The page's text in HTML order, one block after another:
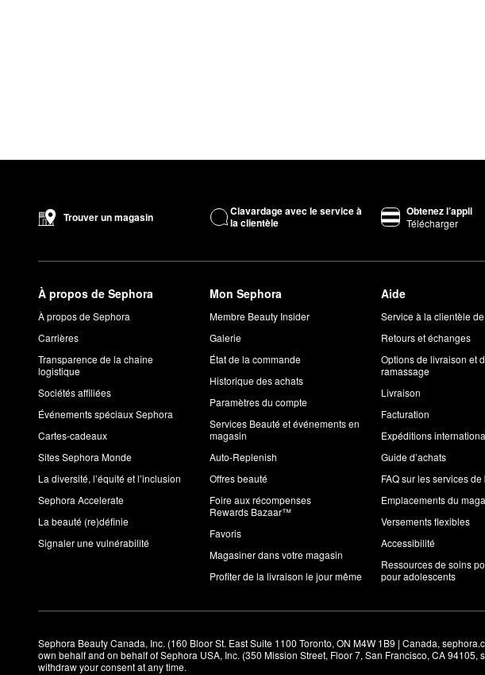
Trouver un magasin
Clavardage avec le service à
la clientèle
Obtenez l’appli
Télécharger
À propos de Sephora
À propos de Sephora
Carrières
Transparence de la chaîne
logistique
Sociétés affiliées
Événements spéciaux Sephora
Cartes-cadeaux
Sites Sephora Monde
La diversité, l’équité et l’inclusion
Sephora Accelerate
La beauté (re)définie
Signaler une vulnérabilité
Mon Sephora
Membre Beauty Insider
Galerie
État de la commande
Historique des achats
Paramètres du compte
Services Beauté et événements en
magasin
Auto-Replenish
Offres beauté
Foire aux récompenses
Rewards Bazaar™
Favoris
Magasiner dans votre magasin
Profiter de la livraison le jour même
Aide
Service à la clientèle
Retours et échanges
Options de livraison et
ramassage
Livraison
Facturation
Expéditions
Guide d’achats
FAQ sur les services
Emplacements du
Versements flexibles
Accessibilité
Ressources de soins
pour adolescents
Sephora Beauty Canada, Inc. (160 Bloor St. East Suite 1100 Toronto, ON M4W 1B9 | Canada,
own behalf and on behalf of Sephora USA, Inc. (350 Mission Street, Floor 7, San Francisco, CA 94105,
withdraw your consent at any time.